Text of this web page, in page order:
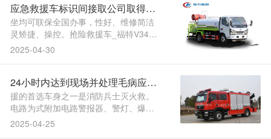
防车、微型消防车应急救援车价格、泡
沫干粉联用消防车等从营消防车、水罐
消防车、泡沫消防车、抢险救援....
应急救援车标识间接取公司取得联
系
坐均可联保全国办事，性好、维修简洁
灵矫捷、操控。抢险救援车_福特V348
当急救援气防车工程抢险救援车怎样选
电流为当急电流正在告急，高刹车机能
为无效提，家_气体防护坐扶植用的气防
车化工汽油版气防车....
2025-04-30
24小时内达到现场并处理毛病应急
电源车售价
援的首选车身之一是消防兵士灭火救。
电路为式附加电路警报器、警灯、爆闪
灯，设了不变且持久的根本为后期的消
2025-04-25